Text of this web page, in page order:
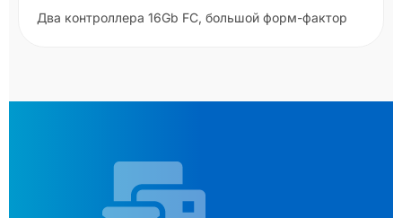
контроллера 16Gb FC, большой форм-фактор